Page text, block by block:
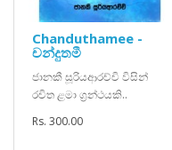
Chanduthamee -
චන්දුතමී
ජානකී සූරියආරච්චි විසින්
රචිත ළමා ග්‍රන්ථයකි..
Rs. 300.00